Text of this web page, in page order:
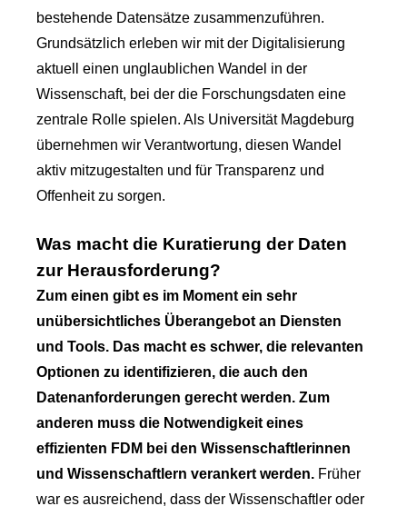
bestehende Datensätze zusammenzuführen.
Grundsätzlich erleben wir mit der Digitalisierung
aktuell einen unglaublichen Wandel in der
Wissenschaft, bei der die Forschungsdaten eine
zentrale Rolle spielen. Als Universität Magdeburg
übernehmen wir Verantwortung, diesen Wandel
aktiv mitzugestalten und für Transparenz und
Offenheit zu sorgen.
Was macht die Kuratierung der Daten
zur Herausforderung?
Zum einen gibt es im Moment ein sehr
unübersichtliches Überangebot an Diensten
und Tools. Das macht es schwer, die relevanten
Optionen zu identifizieren, die auch den
Datenanforderungen gerecht werden. Zum
anderen muss die Notwendigkeit eines
effizienten FDM bei den Wissenschaftlerinnen
und Wissenschaftlern verankert werden. Früher
war es ausreichend, dass der Wissenschaftler oder